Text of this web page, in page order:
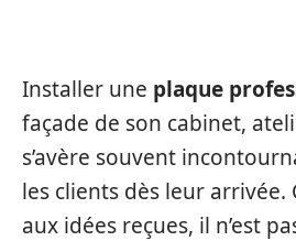
Installer une plaque
façade de son cabinet,
s’avère souvent
les clients dès leur
aux idées reçues, il n’est